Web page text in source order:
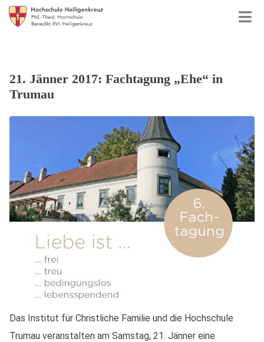
21. Jänner 2017: Fachtagung „Ehe“ in
Trumau
Das Institut für Christliche Familie und die Hochschule
Trumau veranstalten am Samstag, 21. Jänner eine